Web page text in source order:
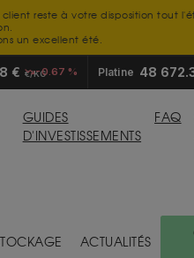
reste à votre disposition tout
un excellent été.
€ €/KG-0.67 % Platine 48
GUIDES
D'INVESTISSEMENTS
FAQ
ACTUALITÉS